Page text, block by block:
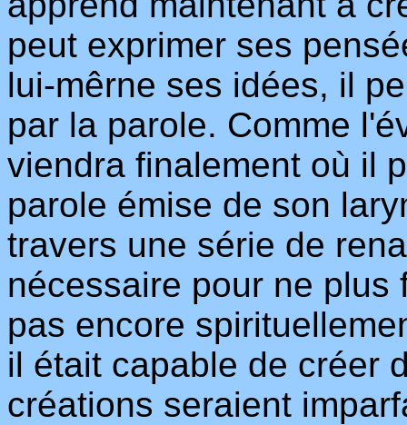
peut exprimer ses
lui-mêrne ses idées, il
par la parole. Comme
viendra finalement où il
parole émise de son
travers une série de
nécessaire pour ne plus
pas encore
il était capable de créer
créations seraient